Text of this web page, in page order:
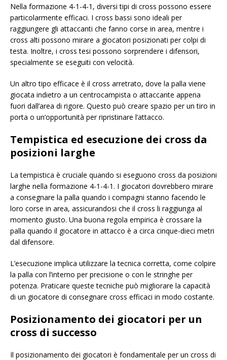
Nella formazione 4-1-4-1, diversi tipi di cross possono essere
particolarmente efficaci. I cross bassi sono ideali per
raggiungere gli attaccanti che fanno corse in area, mentre i
cross alti possono mirare a giocatori posizionati per colpi di
testa. Inoltre, i cross tesi possono sorprendere i difensori,
specialmente se eseguiti con velocità.
Un altro tipo efficace è il cross arretrato, dove la palla viene
giocata indietro a un centrocampista o attaccante appena
fuori dall’area di rigore. Questo può creare spazio per un tiro in
porta o un’opportunità per ripristinare l’attacco.
Tempistica ed esecuzione dei cross da
posizioni larghe
La tempistica è cruciale quando si eseguono cross da posizioni
larghe nella formazione 4-1-4-1. I giocatori dovrebbero mirare
a consegnare la palla quando i compagni stanno facendo le
loro corse in area, assicurandosi che il cross li raggiunga al
momento giusto. Una buona regola empirica è crossare la
palla quando il giocatore in attacco è a circa cinque-dieci metri
dal difensore.
L’esecuzione implica utilizzare la tecnica corretta, come colpire
la palla con l’interno per precisione o con le stringhe per
potenza. Praticare queste tecniche può migliorare la capacità
di un giocatore di consegnare cross efficaci in modo costante.
Posizionamento dei giocatori per un
cross di successo
Il posizionamento dei giocatori è fondamentale per un cross di